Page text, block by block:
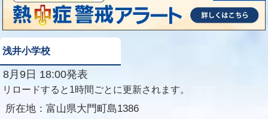
浅井小学校
8月9日 18:00発表
リロードすると1時間ごとに更新されます。
所在地： 富山県大門町島1386